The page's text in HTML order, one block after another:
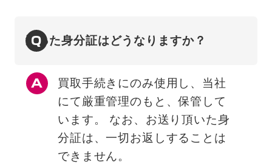
Q
送った身分証はどうなりますか？
買取手続きにのみ使用し、当社
にて厳重管理のもと、保管して
います。 なお、お送り頂いた身
分証は、一切お返しすることは
できません。